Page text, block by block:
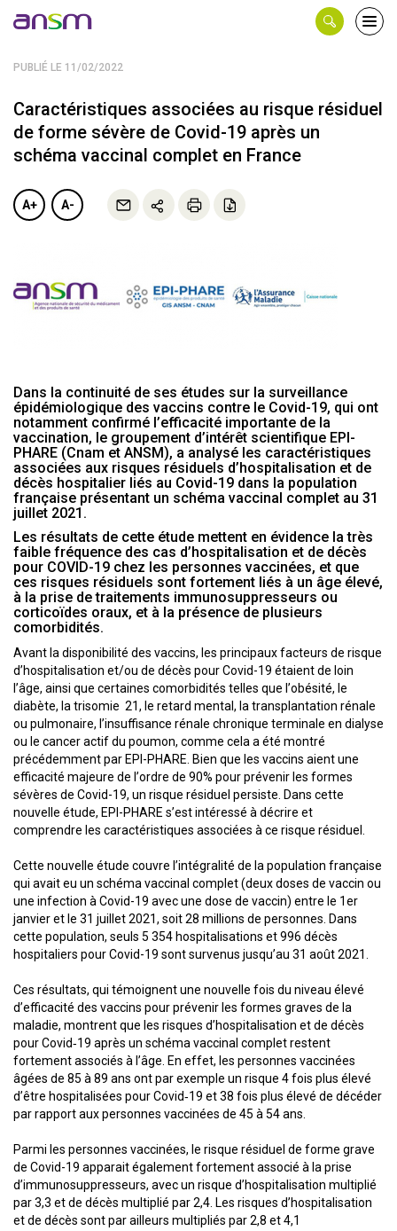
PUBLIÉ LE 11/02/2022
Caractéristiques associées au risque résiduel
de forme sévère de Covid-19 après un
schéma vaccinal complet en France
A+ A-
Dans la continuité de ses études sur la surveillance
épidémiologique des vaccins contre le Covid-19, qui ont
notamment confirmé l’efficacité importante de la
vaccination, le groupement d’intérêt scientifique EPI-
PHARE (Cnam et ANSM), a analysé les caractéristiques
associées aux risques résiduels d’hospitalisation et de
décès hospitalier liés au Covid-19 dans la population
française présentant un schéma vaccinal complet au 31
juillet 2021.
Les résultats de cette étude mettent en évidence la très
faible fréquence des cas d’hospitalisation et de décès
pour COVID-19 chez les personnes vaccinées, et que
ces risques résiduels sont fortement liés à un âge élevé,
à la prise de traitements immunosuppresseurs ou
corticoïdes oraux, et à la présence de plusieurs
comorbidités.
Avant la disponibilité des vaccins, les principaux facteurs de risque
d’hospitalisation et/ou de décès pour Covid-19 étaient de loin
l’âge, ainsi que certaines comorbidités telles que l’obésité, le
diabète, la trisomie 21, le retard mental, la transplantation rénale
ou pulmonaire, l’insuffisance rénale chronique terminale en dialyse
ou le cancer actif du poumon, comme cela a été montré
précédemment par EPI-PHARE. Bien que les vaccins aient une
efficacité majeure de l’ordre de 90% pour prévenir les formes
sévères de Covid-19, un risque résiduel persiste. Dans cette
nouvelle étude, EPI-PHARE s’est intéressé à décrire et
comprendre les caractéristiques associées à ce risque résiduel.
Cette nouvelle étude couvre l’intégralité de la population française
qui avait eu un schéma vaccinal complet (deux doses de vaccin ou
une infection à Covid-19 avec une dose de vaccin) entre le 1er
janvier et le 31 juillet 2021, soit 28 millions de personnes. Dans
cette population, seuls 5 354 hospitalisations et 996 décès
hospitaliers pour Covid-19 sont survenus jusqu’au 31 août 2021.
Ces résultats, qui témoignent une nouvelle fois du niveau élevé
d’efficacité des vaccins pour prévenir les formes graves de la
maladie, montrent que les risques d’hospitalisation et de décès
pour Covid‑19 après un schéma vaccinal complet restent
fortement associés à l’âge. En effet, les personnes vaccinées
âgées de 85 à 89 ans ont par exemple un risque 4 fois plus élevé
d’être hospitalisées pour Covid‑19 et 38 fois plus élevé de décéder
par rapport aux personnes vaccinées de 45 à 54 ans.
Parmi les personnes vaccinées, le risque résiduel de forme grave
de Covid-19 apparait également fortement associé à la prise
d’immunosuppresseurs, avec un risque d’hospitalisation multiplié
par 3,3 et de décès multiplié par 2,4. Les risques d’hospitalisation
et de décès sont par ailleurs multipliés par 2,8 et 4,1